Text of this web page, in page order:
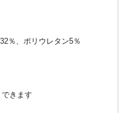
％、ポリウレタン5％
きます